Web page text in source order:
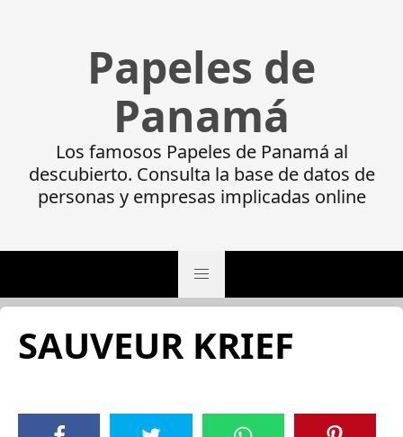
Papeles de
Panamá
Los famosos Papeles de Panamá al
descubierto. Consulta la base de datos de
personas y empresas implicadas online
SAUVEUR KRIEF